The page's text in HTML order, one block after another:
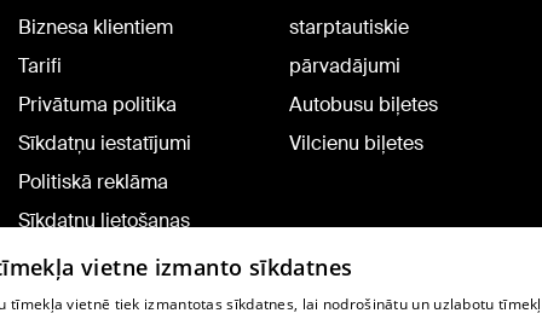
Biznesa klientiem
Tarifi
Privātuma politika
Sīkdatņu iestatījumi
Politiskā reklāma
Sīkdatņu lietošanas
noteikumi
Komentāru pievienošana
starptautiskie
pārvadājumi
Autobusu biļetes
Vilcienu biļetes
vietne izmanto sīkdatnes
tīmekļa vietnē tiek izmantotas sīkdatnes, lai nodrošinātu un uzlabotu